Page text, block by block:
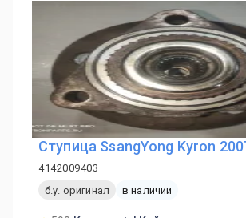
Ступица SsangYong Kyron
4142009403
б.у. оригинал
в наличии